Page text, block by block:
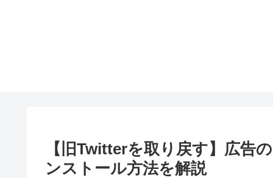
【旧Twitterを取り戻す】広告
ンストール方法を解説